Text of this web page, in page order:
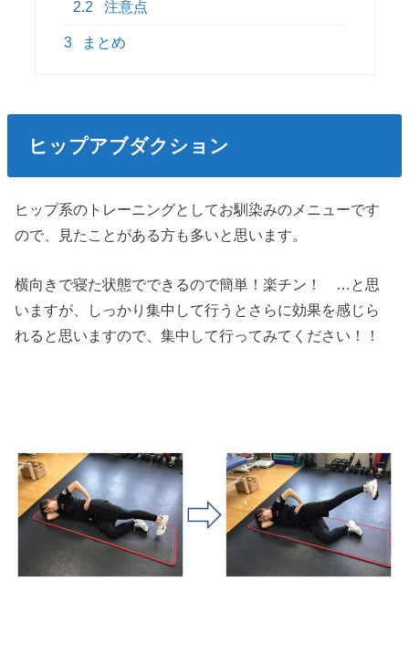
2.2 注意点
3 まとめ
ヒップアブダクション
ヒップ系のトレーニングとしてお馴染みのメニューです
ので、見たことがある方も多いと思います。
横向きで寝た状態でできるので簡単！楽チン！ …と思
いますが、しっかり集中して行うとさらに効果を感じら
れると思いますので、集中して行ってみてください！！